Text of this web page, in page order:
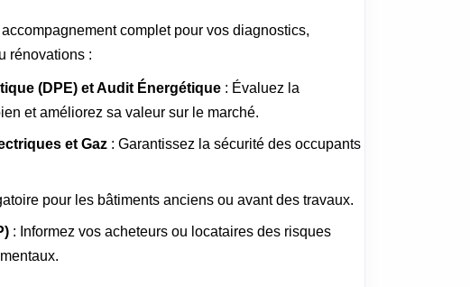
complet pour vos diagnostics,
rénovations :
(DPE) et Audit Énergétique : Évaluez la
et améliorez sa valeur sur le marché.
et Gaz : Garantissez la sécurité des occupants
pour les bâtiments anciens ou avant des travaux.
: Informez vos acheteurs ou locataires des risques